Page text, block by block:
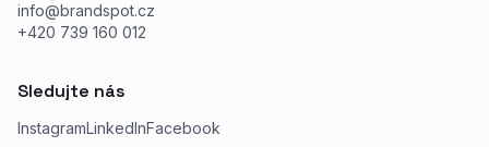
info@brandspot.cz
+420 739 160 012
Sledujte nás
InstagramLinkedInFacebook